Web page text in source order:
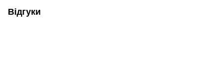
Відгуки